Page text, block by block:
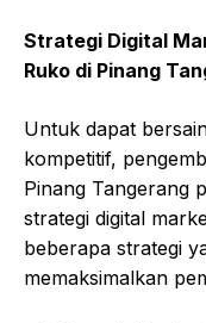
Strategi Digital
Ruko di Pinang
Untuk dapat
kompetitif,
Pinang Tangerang
strategi digital
beberapa strategi
memaksimalkan